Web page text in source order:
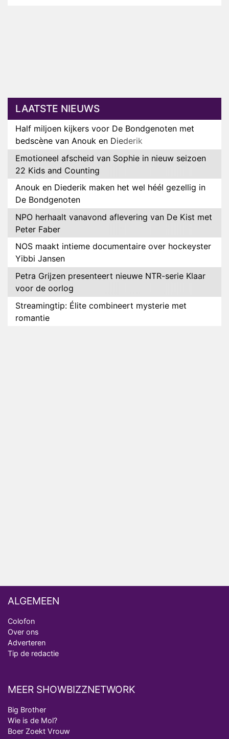
LAATSTE NIEUWS
Half miljoen kijkers voor De Bondgenoten met
bedscène van Anouk en Diederik
Emotioneel afscheid van Sophie in nieuw seizoen
22 Kids and Counting
Anouk en Diederik maken het wel héél gezellig in
De Bondgenoten
NPO herhaalt vanavond aflevering van De Kist met
Peter Faber
NOS maakt intieme documentaire over hockeyster
Yibbi Jansen
Petra Grijzen presenteert nieuwe NTR-serie Klaar
voor de oorlog
Streamingtip: Élite combineert mysterie met
romantie
ALGEMEEN
Colofon
Over ons
Adverteren
Tip de redactie
MEER SHOWBIZZNETWORK
Big Brother
Wie is de Mol?
Boer Zoekt Vrouw